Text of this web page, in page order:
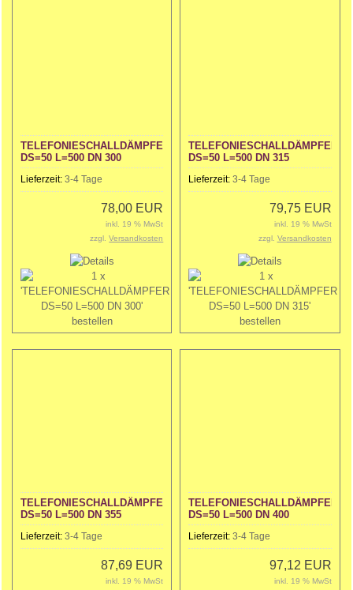
TELEFONIESCHALLDÄMPFER
DS=50 L=500 DN 300
Lieferzeit: 3-4 Tage
78,00 EUR
inkl. 19 % MwSt
zzgl.Versandkosten
TELEFONIESCHALLDÄMPFER
DS=50 L=500 DN 315
Lieferzeit:3-4 Tage
79,75 EUR
inkl. 19 % MwSt
zzgl. Versandkosten
TELEFONIESCHALLDÄMPFER
DS=50 L=500 DN 355
Lieferzeit: 3-4 Tage
87,69 EUR
inkl. 19 % MwSt
TELEFONIESCHALLDÄMPFER
DS=50 L=500 DN 400
Lieferzeit:3-4 Tage
97,12 EUR
inkl. 19 % MwSt